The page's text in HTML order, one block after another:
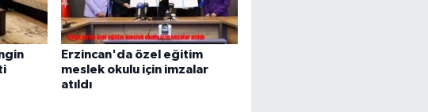
Erzincan'da özel eğitim
meslek okulu için imzalar
atıldı